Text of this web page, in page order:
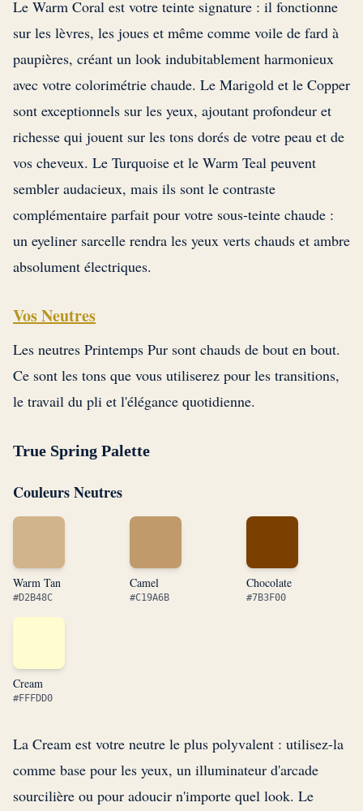
Le Warm Coral est votre teinte signature : il fonctionne
sur les lèvres, les joues et même comme voile de fard à
paupières, créant un look indubitablement harmonieux
avec votre colorimétrie chaude. Le Marigold et le Copper
sont exceptionnels sur les yeux, ajoutant profondeur et
richesse qui jouent sur les tons dorés de votre peau et de
vos cheveux. Le Turquoise et le Warm Teal peuvent
sembler audacieux, mais ils sont le contraste
complémentaire parfait pour votre sous-teinte chaude :
un eyeliner sarcelle rendra les yeux verts chauds et ambre
absolument électriques.
Vos Neutres
Les neutres Printemps Pur sont chauds de bout en bout.
Ce sont les tons que vous utiliserez pour les transitions,
le travail du pli et l'élégance quotidienne.
True Spring Palette
Couleurs Neutres
Warm Tan
#D2B48C
Camel
#C19A6B
Chocolate
#7B3F00
Cream
#FFFDD0
La Cream est votre neutre le plus polyvalent : utilisez-la
comme base pour les yeux, un illuminateur d'arcade
sourcilière ou pour adoucir n'importe quel look. Le